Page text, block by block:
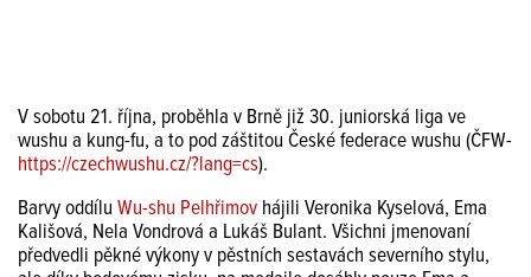
V sobotu 21. října, proběhla v Brně již 30. juniorská liga ve
wushu a kung-fu, a to pod záštitou České federace wushu (ČFW-
https://czechwushu.cz/?lang=cs).
Barvy oddílu Wu-shu Pelhřimov hájili Veronika Kyselová, Ema
Kališová, Nela Vondrová a Lukáš Bulant. Všichni jmenovaní
předvedli pěkné výkony v pěstních sestavách severního stylu,